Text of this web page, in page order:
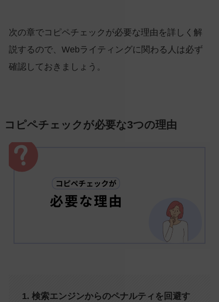
次の章でコピペチェックが必要な理由を詳しく解
説するので、Webライティングに関わる人は必ず
確認しておきましょう。
コピペチェックが必要な3つの理由
1. 検索エンジンからのペナルティを回避す